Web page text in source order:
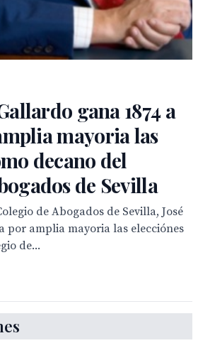
gana 1874 a
mayoria las
decano del
de Sevilla
de Abogados de Sevilla, José
por amplia mayoria las elecciónes
de...